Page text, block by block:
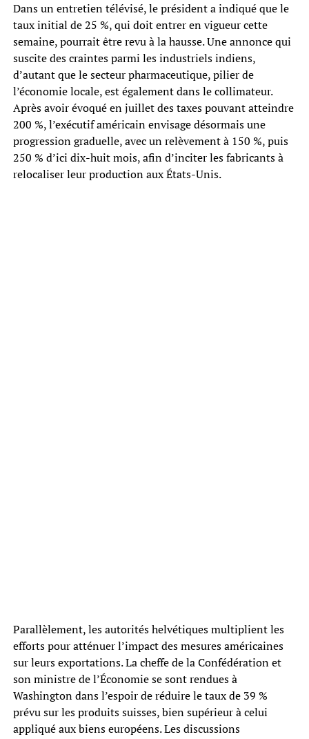
Dans un entretien télévisé, le président a indiqué que le
taux initial de 25 %, qui doit entrer en vigueur cette
semaine, pourrait être revu à la hausse. Une annonce qui
suscite des craintes parmi les industriels indiens,
d’autant que le secteur pharmaceutique, pilier de
l’économie locale, est également dans le collimateur.
Après avoir évoqué en juillet des taxes pouvant atteindre
200 %, l’exécutif américain envisage désormais une
progression graduelle, avec un relèvement à 150 %, puis
250 % d’ici dix-huit mois, afin d’inciter les fabricants à
relocaliser leur production aux États-Unis.
Parallèlement, les autorités helvétiques multiplient les
efforts pour atténuer l’impact des mesures américaines
sur leurs exportations. La cheffe de la Confédération et
son ministre de l’Économie se sont rendues à
Washington dans l’espoir de réduire le taux de 39 %
prévu sur les produits suisses, bien supérieur à celui
appliqué aux biens européens. Les discussions